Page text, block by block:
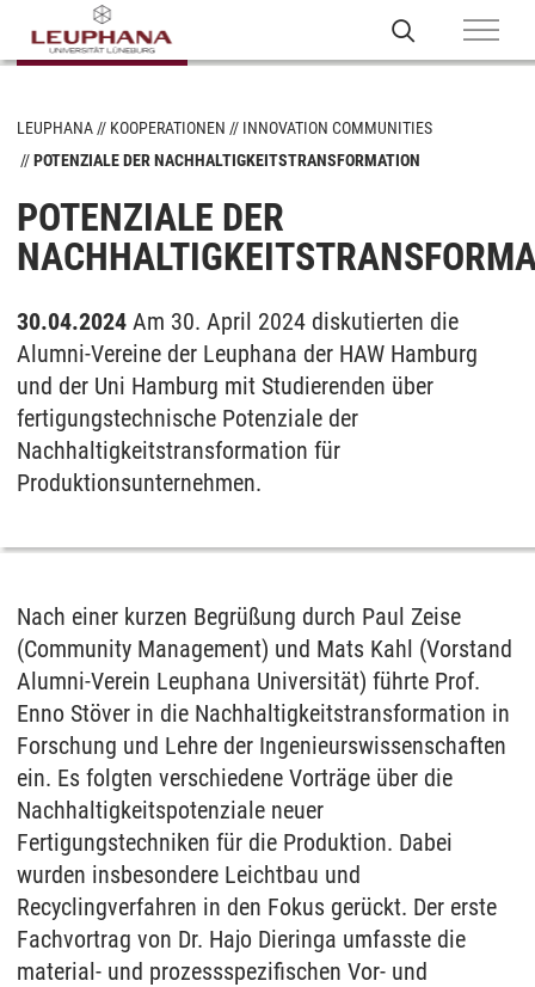
LEUPHANA KOOPERATIONEN
INNOVATION COMMUNITIES
POTENZIALE DER NACHHALTIGKEITSTRANSFORMATION
POTENZIALE DER
30.04.2024 Am 30. April 2024 diskutierten die
Alumni-Vereine der Leuphana der HAW Hamburg
und der Uni Hamburg mit Studierenden über
fertigungstechnische Potenziale der
Nachhaltigkeitstransformation für
Produktionsunternehmen.
Nach einer kurzen Begrüßung durch Paul Zeise
(Community Management) und Mats Kahl (Vorstand
Alumni-Verein Leuphana Universität) führte Prof.
Enno Stöver in die Nachhaltigkeitstransformation in
Forschung und Lehre der Ingenieurswissenschaften
ein. Es folgten verschiedene Vorträge über die
Nachhaltigkeitspotenziale neuer
Fertigungstechniken für die Produktion. Dabei
wurden insbesondere Leichtbau und
Recyclingverfahren in den Fokus gerückt. Der erste
Fachvortrag von Dr. Hajo Dieringa umfasste die
material- und prozessspezifischen Vor- und